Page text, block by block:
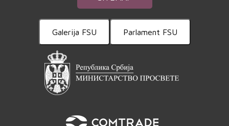
Galerija FSU Parlament FSU